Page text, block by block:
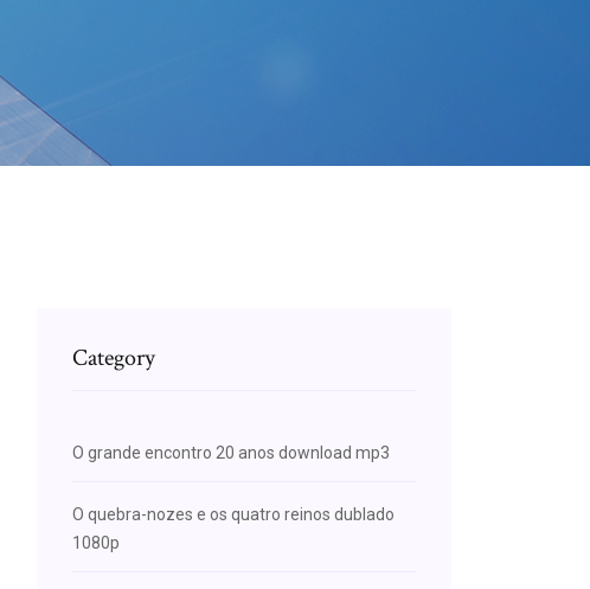
Category
O grande encontro 20 anos download mp3
O quebra-nozes e os quatro reinos dublado
1080p